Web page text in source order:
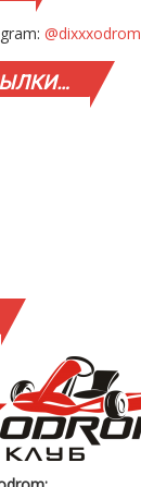
@dixxxodrom